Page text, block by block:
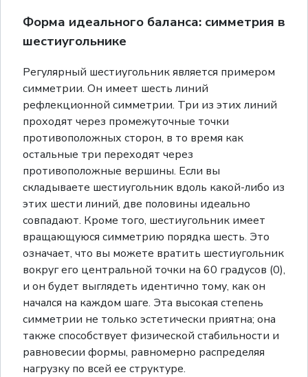
Форма идеального баланса: симметрия в
шестиугольнике
Регулярный шестиугольник является примером
симметрии. Он имеет шесть линий
рефлекционной симметрии. Три из этих линий
проходят через промежуточные точки
противоположных сторон, в то время как
остальные три переходят через
противоположные вершины. Если вы
складываете шестиугольник вдоль какой-либо из
этих шести линий, две половины идеально
совпадают. Кроме того, шестиугольник имеет
вращающуюся симметрию порядка шесть. Это
означает, что вы можете вратить шестиугольник
вокруг его центральной точки на 60 градусов (0),
и он будет выглядеть идентично тому, как он
начался на каждом шаге. Эта высокая степень
симметрии не только эстетически приятна; она
также способствует физической стабильности и
равновесии формы, равномерно распределяя
нагрузку по всей ее структуре.